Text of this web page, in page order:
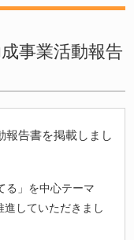
事業活動報告
報告書を掲載しまし
る」を中心テーマ
していただきまし